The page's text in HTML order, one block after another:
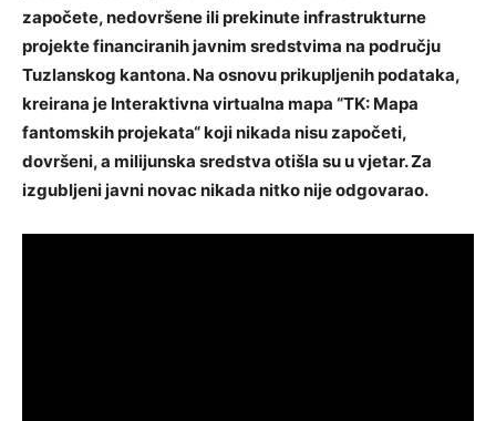
započete, nedovršene ili prekinute infrastrukturne
projekte financiranih javnim sredstvima na području
Tuzlanskog kantona. Na osnovu prikupljenih podataka,
kreirana je Interaktivna virtualna mapa “TK: Mapa
fantomskih projekata“ koji nikada nisu započeti,
dovršeni, a milijunska sredstva otišla su u vjetar. Za
izgubljeni javni novac nikada nitko nije odgovarao.